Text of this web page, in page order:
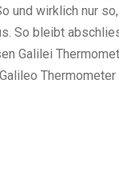
und wirklich nur
So bleibt
Galilei